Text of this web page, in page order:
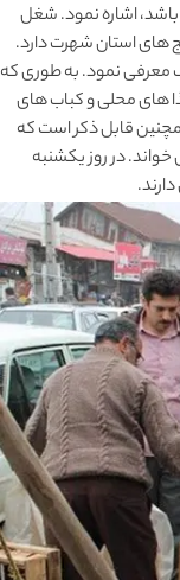
اشاره نمود. شغل
های استان شهرت دارد.
معرفی نمود. به طوری که
های محلی و کباب های
قابل ذکر است که
خواند. در روز یکشنبه